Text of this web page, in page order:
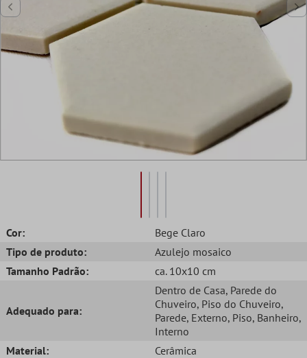
Cor:
Bege Claro
Tipo de produto:
Azulejo mosaico
Tamanho Padrão:
ca. 10x10 cm
Adequado para:
Dentro de Casa, Parede do
Chuveiro, Piso do Chuveiro,
Parede, Externo, Piso, Banheiro,
Interno
Material:
Cerâmica